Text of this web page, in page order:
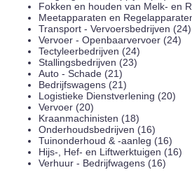
Fokken en houden van Melk- en
Meetapparaten en
Transport - Vervoersbedrijven (24)
Vervoer - Openbaarvervoer (24)
Tectyleerbedrijven (24)
Stallingsbedrijven (23)
Auto - Schade (21)
Bedrijfswagens (21)
Logistieke Dienstverlening (20)
Vervoer (20)
Kraanmachinisten (18)
Onderhoudsbedrijven (16)
Tuinonderhoud & -aanleg (16)
Hijs-, Hef- en Liftwerktuigen (16)
Verhuur - Bedrijfwagens (16)